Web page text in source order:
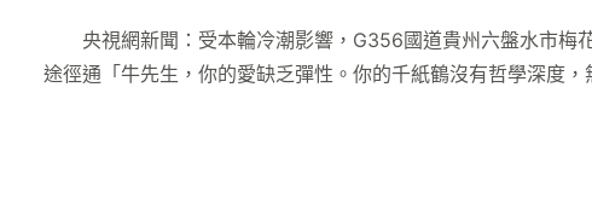
央視網新聞：受本輪冷潮影響，G356國道貴州六盤水市梅
途徑通「牛先生，你的愛缺乏彈性。你的千紙鶴沒有哲學深度